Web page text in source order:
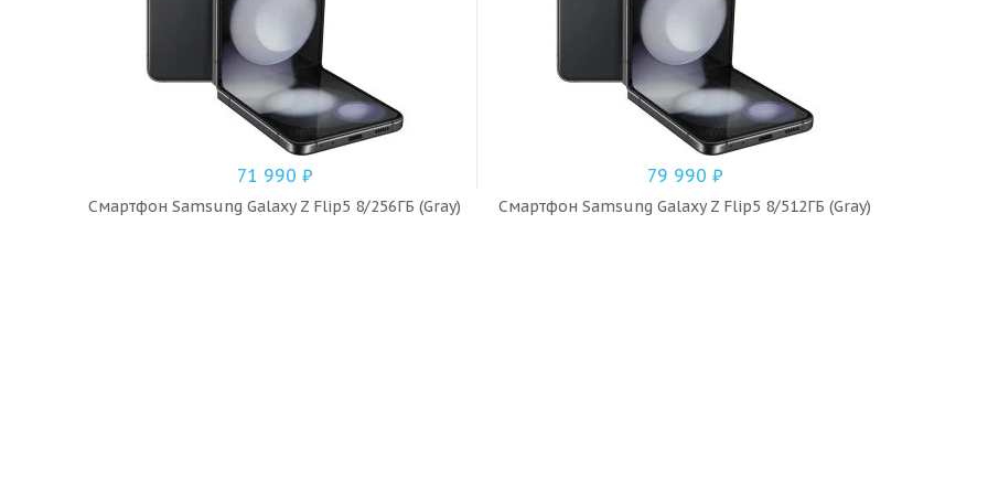
71 990 ₽
Смартфон Samsung Galaxy Z Flip5 8/256ГБ (Gray)
79 990 ₽
Смартфон Samsung Galaxy Z Flip5 8/512ГБ (Gray)